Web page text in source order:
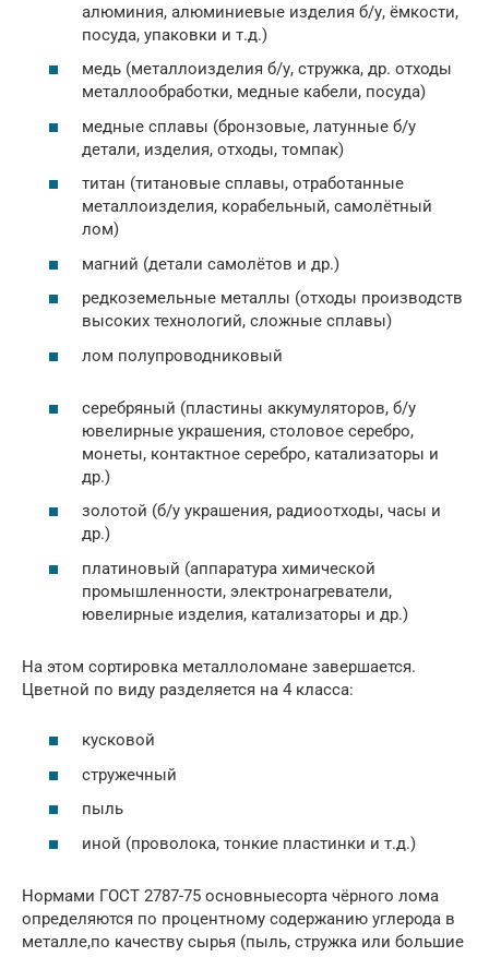
алюминия, алюминиевые изделия б/у, ёмкости,
посуда, упаковки и т.д.)
медь (металлоизделия б/у, стружка, др. отходы
металлообработки, медные кабели, посуда)
медные сплавы (бронзовые, латунные б/у
детали, изделия, отходы, томпак)
титан (титановые сплавы, отработанные
металлоизделия, корабельный, самолётный
лом)
магний (детали самолётов и др.)
редкоземельные металлы (отходы производств
высоких технологий, сложные сплавы)
лом полупроводниковый
серебряный (пластины аккумуляторов, б/у
ювелирные украшения, столовое серебро,
монеты, контактное серебро, катализаторы и
др.)
золотой (б/у украшения, радиоотходы, часы и
др.)
платиновый (аппаратура химической
промышленности, электронагреватели,
ювелирные изделия, катализаторы и др.)
На этом сортировка металлоломане завершается.
Цветной по виду разделяется на 4 класса:
кусковой
стружечный
пыль
иной (проволока, тонкие пластинки и т.д.)
Нормами ГОСТ 2787-75 основныесорта чёрного лома
определяются по процентному содержанию углерода в
металле,по качеству сырья (пыль, стружка или большие